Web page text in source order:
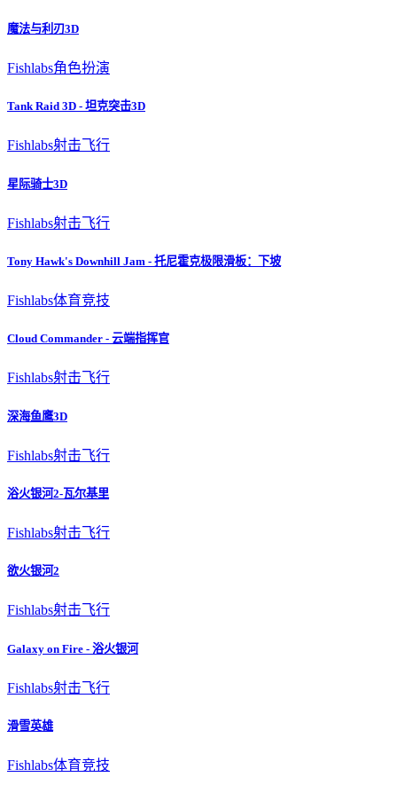
魔法与利刃3D
Fishlabs角色扮演
Tank Raid 3D - 坦克突击3D
Fishlabs射击飞行
星际骑士3D
Fishlabs射击飞行
Tony Hawk's Downhill Jam - 托尼霍克极限滑板：下坡
Fishlabs体育竞技
Cloud Commander - 云端指挥官
Fishlabs射击飞行
深海鱼鹰3D
Fishlabs射击飞行
浴火银河2-瓦尔基里
Fishlabs射击飞行
欲火银河2
Fishlabs射击飞行
Galaxy on Fire - 浴火银河
Fishlabs射击飞行
滑雪英雄
Fishlabs体育竞技